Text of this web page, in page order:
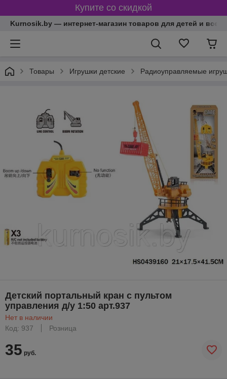
Купите со скидкой
Kurnosik.by — интернет-магазин товаров для детей и всей
Товары Игрушки детские Радиоуправляемые
Детский портальный кран с пультом
управления д/у 1:50 арт.937
Нет в наличии
Код: 937
Розница
35 руб.